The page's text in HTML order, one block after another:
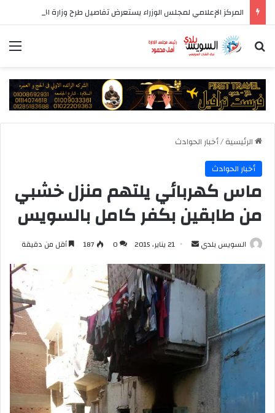
بحث عن
الرئيسية/أخبار الحوادث
أخبار الحوادث
ماس كهربائي يلتهم منزل خشبي
من طابقين بكفر كامل بالسويس
السويس بلدي
أرسل
إلكترونيا
21 يناير، 2015 0
187 أقل من دقيقة